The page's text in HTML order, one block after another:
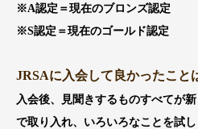
※A認定＝現在のブロンズ認定
※S認定＝現在のゴールド認定
JRSAに入会して良かったこと
入会後、見聞きするものすべてが
で取り入れ、いろいろなことを試し